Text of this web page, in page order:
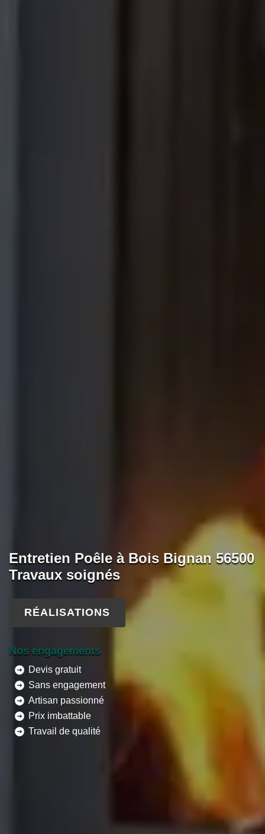
Entretien Poêle à Bois Bignan 56500
Travaux soignés
RÉALISATIONS
Nos engagements
Devis gratuit
Sans engagement
Artisan passionné
Prix imbattable
Travail de qualité